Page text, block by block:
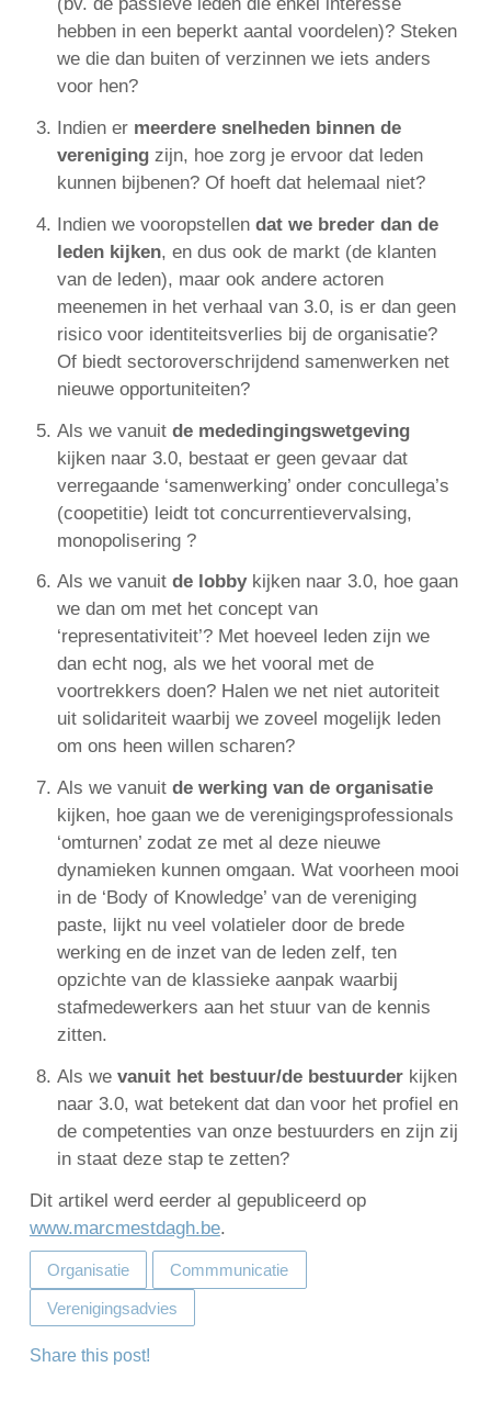
hebben in een beperkt aantal voordelen)? Steken
we die dan buiten of verzinnen we iets anders
voor hen?
Indien er meerdere snelheden binnen de
vereniging zijn, hoe zorg je ervoor dat leden
kunnen bijbenen? Of hoeft dat helemaal niet?
Indien we vooropstellendat we breder dan de
leden kijken, en dus ook de markt (de klanten
van de leden), maar ook andere actoren
meenemen in het verhaal van 3.0, is er dan geen
risico voor identiteitsverlies bij de organisatie?
Of biedt sectoroverschrijdend samenwerken net
nieuwe opportuniteiten?
Als we vanuitde mededingingswetgeving
kijken naar 3.0, bestaat er geen gevaar dat
verregaande ‘samenwerking’ onder concullega’s
(coopetitie) leidt tot concurrentievervalsing,
monopolisering ?
Als we vanuitde lobbykijken naar 3.0, hoe gaan
we dan om met het concept van
‘representativiteit’? Met hoeveel leden zijn we
dan echt nog, als we het vooral met de
voortrekkers doen? Halen we net niet autoriteit
uit solidariteit waarbij we zoveel mogelijk leden
om ons heen willen scharen?
Als we vanuitde werking van de organisatie
kijken, hoe gaan we de verenigingsprofessionals
‘omturnen’ zodat ze met al deze nieuwe
dynamieken kunnen omgaan. Wat voorheen mooi
in de ‘Body of Knowledge’ van de vereniging
paste, lijkt nu veel volatieler door de brede
werking en de inzet van de leden zelf, ten
opzichte van de klassieke aanpak waarbij
stafmedewerkers aan het stuur van de kennis
zitten.
Als wevanuit het bestuur/de bestuurder kijken
naar 3.0, wat betekent dat dan voor het profiel en
de competenties van onze bestuurders en zijn zij
in staat deze stap te zetten?
Dit artikel werd eerder al gepubliceerd op
www.marcmestdagh.be.
Organisatie Commmunicatie
Verenigingsadvies
Share this post!